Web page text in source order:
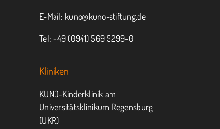
E-Mail: kuno@kuno-stiftung.de
Tel: +49 (0941) 569 5299-0
Kliniken
KUNO-Kinderklinik am
Universitätsklinikum Regensburg
(UKR)